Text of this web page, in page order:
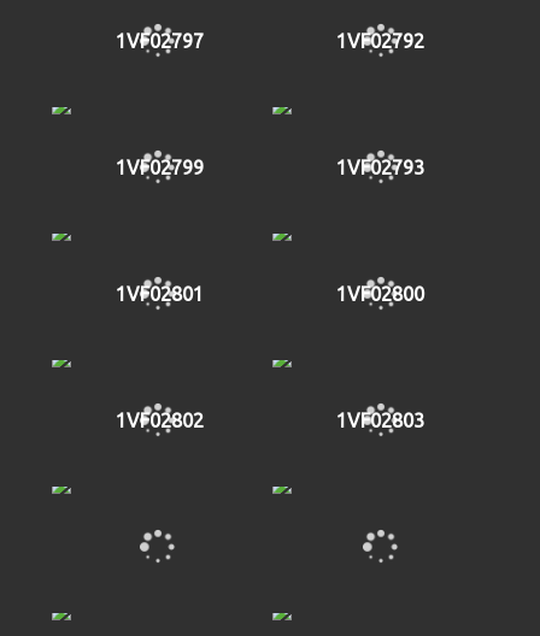
1VF02797 1VF02792
1VF02799 1VF02793
1VF02801 1VF02800
1VF02802 1VF02803